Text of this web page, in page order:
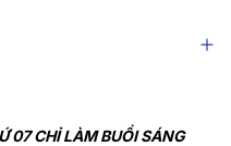
07 CHỈ LÀM BUỔI SÁNG